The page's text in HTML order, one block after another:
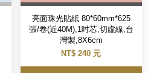
亮面珠光貼紙 80*60mm*625
張/卷(近40M),1吋芯,切虛線,台
灣製,8X6cm
NT$ 240 元